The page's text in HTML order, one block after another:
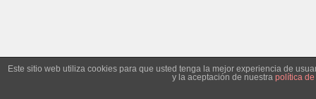
Este sitio web utiliza cookies para que usted tenga la mejor experiencia de
y la aceptación de nuestra política